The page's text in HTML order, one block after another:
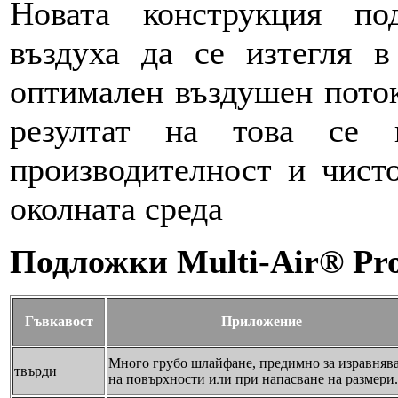
Новата конструкция
въздуха да се изтегля
оптимален въздушен
резултат на това се
производителност и
околната среда
Подложки Multi-Air®
Гъвкавост Приложение
твърди
Много грубо шлайфане, предимно за
на повърхности или при напасване на размери.